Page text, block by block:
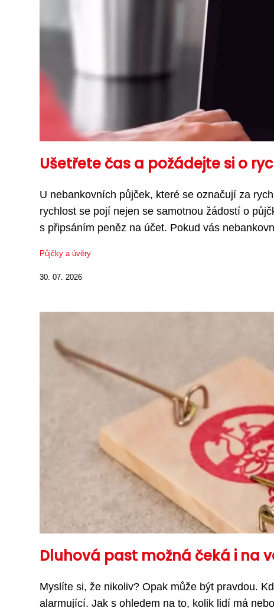
Ušetřete čas a požádejte si o
U nebankovních půjček, které se označují za
rychlost se pojí nejen se samotnou žádostí o
s připsáním peněz na účet. Pokud vás
Půjčky a úvěry
30. 07. 2026
Dluhová past možná čeká i na
Myslíte si, že nikoliv? Opak může být pravdou.
alarmující. Jak s ohledem na to, kolik lidí má